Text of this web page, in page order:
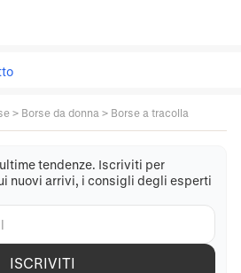
> Borse da donna > Borse a tracolla
tendenze. Iscriviti per
nuovi arrivi, i consigli degli esperti
ISCRIVITI